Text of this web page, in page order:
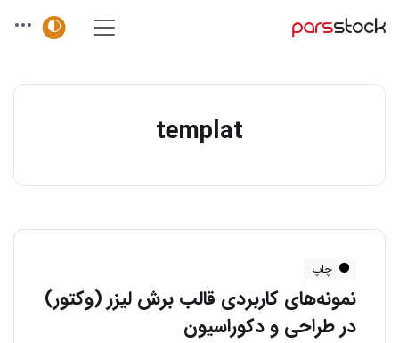
templat
چاپ
نمونه‌های کاربردی قالب برش لیزر (وکتور)
در طراحی و دکوراسیون